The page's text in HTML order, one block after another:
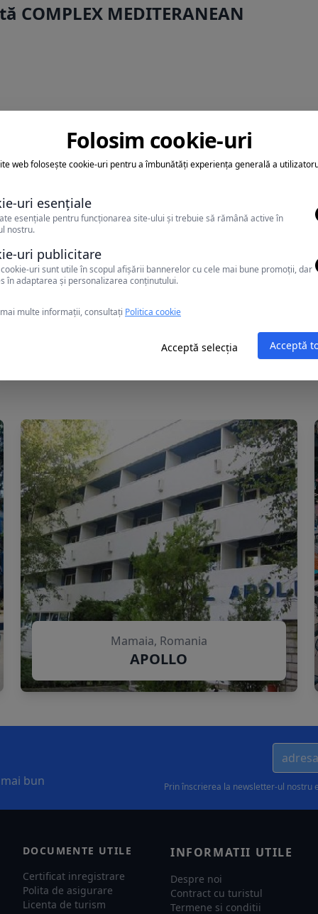
MEDITERANEAN
achita sejurul cu tichete
Mamaia, Romania
APOLLO
bun Prin înscrierea la newsletter-ul nostru
DOCUMENTE UTILE
Certificat inregistrare
Polita de asigurare
Licenta de turism
INFORMATII UTILE
Despre noi
Contract cu turistul
Termene si conditii
Folosim cookie-uri
web folosește cookie-uri pentru a îmbunătăți experiența generală a
uri esențiale
esențiale pentru funcționarea site-ului și trebuie să rămână active în
nostru.
uri publicitare
uri sunt utile în scopul afișării bannerelor cu cele mai bune promoții, dar
în adaptarea și personalizarea conținutului.
multe informații, consultați Politica cookie
Acceptă selecția Acceptă